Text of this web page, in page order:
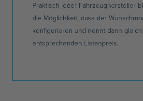
Praktisch jeder Fahrzeughersteller
die Möglichkeit, dass der
konfigurieren und nennt dann
entsprechenden Listenpreis.